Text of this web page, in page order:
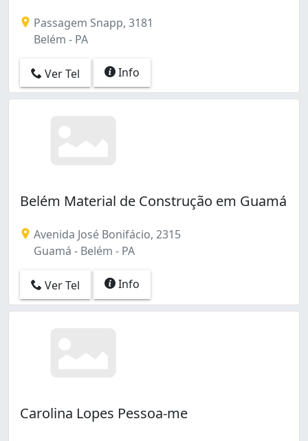
Passagem Snapp, 3181
Belém - PA
Ver Tel Info
Belém Material de Construção em Guamá
Avenida José Bonifácio, 2315
Guamá - Belém - PA
Ver Tel Info
Carolina Lopes Pessoa-me